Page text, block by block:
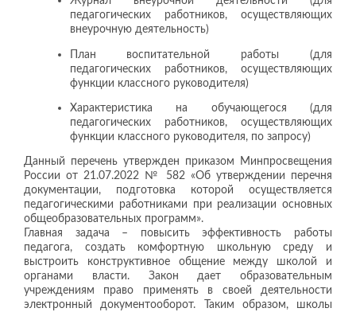
педагогических работников, осуществляющих
внеурочную деятельность)
План воспитательной работы (для
педагогических работников, осуществляющих
функции классного руководителя)
Характеристика на обучающегося (для
педагогических работников, осуществляющих
функции классного руководителя, по запросу)
Данный перечень утвержден приказом Минпросвещения
России от 21.07.2022 № 582 «Об утверждении перечня
документации, подготовка которой осуществляется
педагогическими работниками при реализации основных
общеобразовательных программ».
Главная задача – повысить эффективность работы
педагога, создать комфортную школьную среду и
выстроить конструктивное общение между школой и
органами власти. Закон дает образовательным
учреждениям право применять в своей деятельности
электронный документооборот. Таким образом, школы